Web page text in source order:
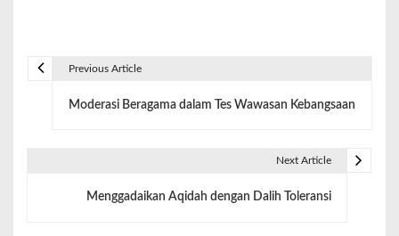
Previous Article
Moderasi Beragama dalam Tes Wawasan Kebangsaan
Next Article
Menggadaikan Aqidah dengan Dalih Toleransi